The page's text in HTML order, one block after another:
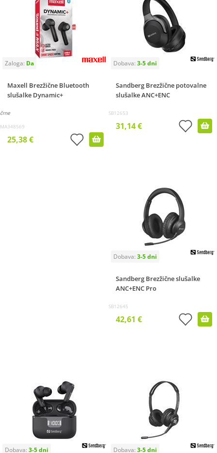
Maxell Brezžične Bluetooth
slušalke Dynamic+
črne
MA348569
25,38 €
Sandberg Brezžične potovalne
slušalke ANC+ENC
SB12653
31,14 €
Sandberg Brezžične slušalke
ANC+ENC Pro
SB12645
42,61 €